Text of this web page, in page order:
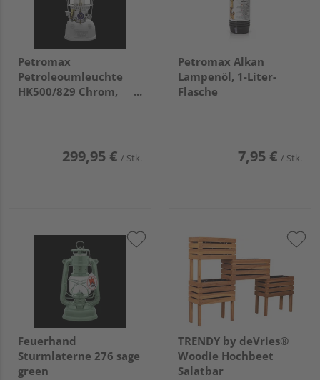
Petromax
Petroleoumleuchte
HK500/829 Chrom,
299,95 € / Stk.
Petromax Alkan
Lampenöl, 1-Liter-
Flasche
7,95 € / Stk.
Feuerhand
Sturmlaterne 276 sage
green
TRENDY by deVries®
Woodie Hochbeet
Salatbar